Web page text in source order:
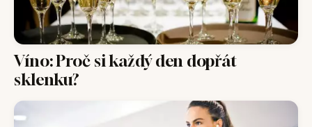
Víno: Proč si každý den dopřát
sklenku?